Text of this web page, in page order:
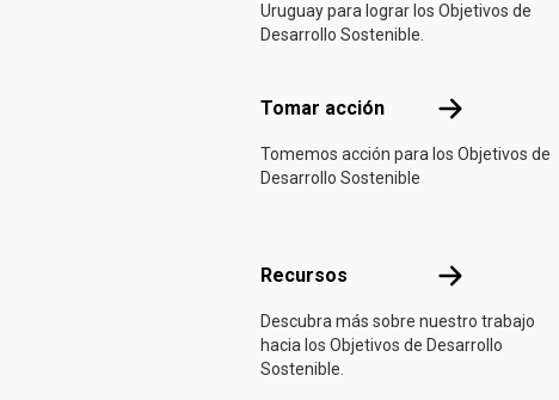
Uruguay para lograr los Objetivos de
Desarrollo Sostenible.
Tomar acción Tomar acción
Tomemos acción para los Objetivos de
Desarrollo Sostenible
Recursos Recursos
Descubra más sobre nuestro trabajo
hacia los Objetivos de Desarrollo
Sostenible.